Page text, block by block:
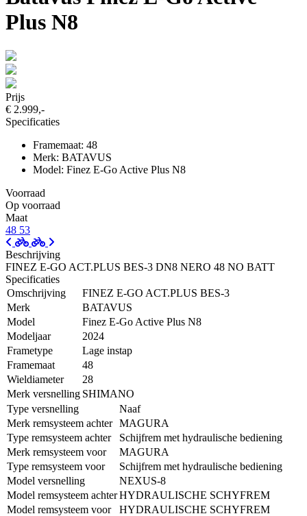
Plus N8
Prijs
€ 2.999,-
Specificaties
Framemaat: 48
Merk: BATAVUS
Model: Finez E-Go Active Plus N8
Voorraad
Op voorraad
Maat
48 53
Beschrijving
FINEZ E-GO ACT.PLUS BES-3 DN8 NERO 48 NO BATT
Specificaties
Omschrijving
FINEZ E-GO ACT.PLUS BES-3
Merk
BATAVUS
Model
Finez E-Go Active Plus N8
Modeljaar
2024
Frametype
Lage instap
Framemaat
48
Wieldiameter
28
Merk versnelling SHIMANO
Type versnelling
Naaf
Merk remsysteem achter MAGURA
Type remsysteem achter
Schijfrem met hydraulische bediening
Merk remsysteem voor
MAGURA
Type remsysteem voor
Schijfrem met hydraulische bediening
Model versnelling
NEXUS-8
Model remsysteem achterHYDRAULISCHE SCHYFREM
Model remsysteem voor
HYDRAULISCHE SCHYFREM